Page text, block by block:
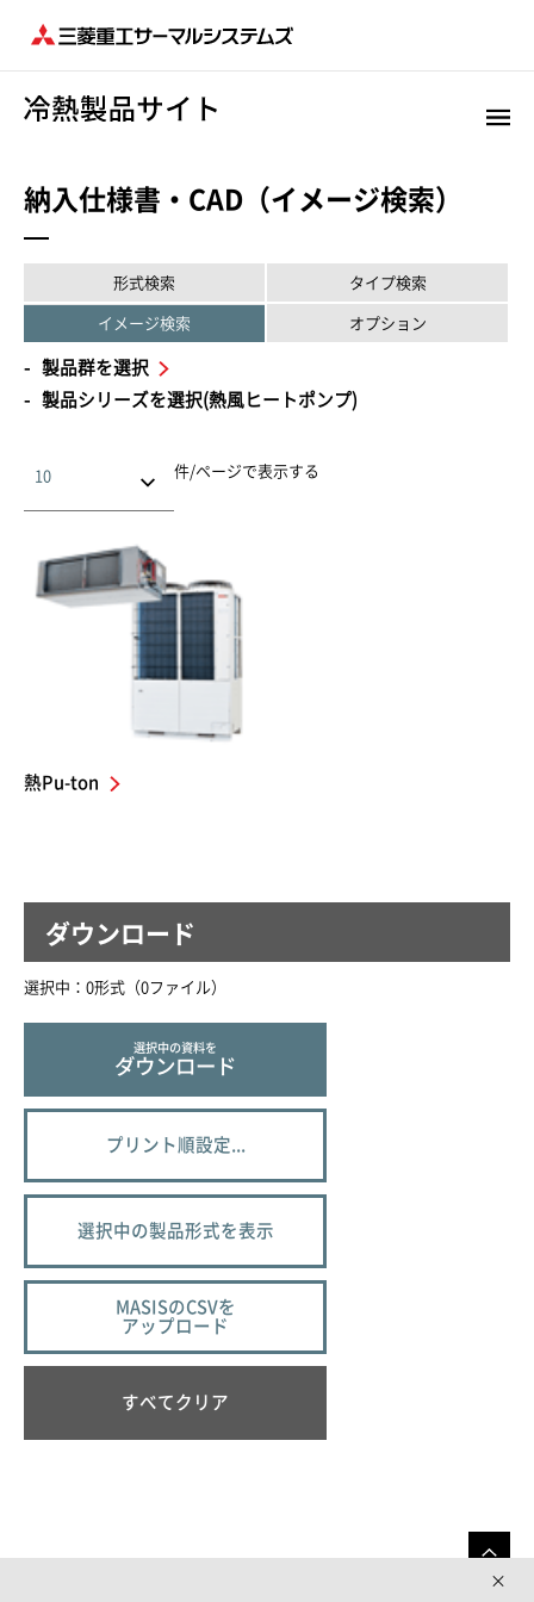
納入仕様書・CAD（イメージ検索）
形式検索 タイプ検索
イメージ検索 オプション
製品群を選択
製品シリーズを選択(熱風ヒートポンプ)
件/ページで表示する
熱Pu-ton
ダウンロード
選択中： 0形式（0ファイル）
選択中の資料を
ダウンロード
プリント順設定...
選択中の製品形式を表示
MASISのCSVを
アップロード
すべてクリア